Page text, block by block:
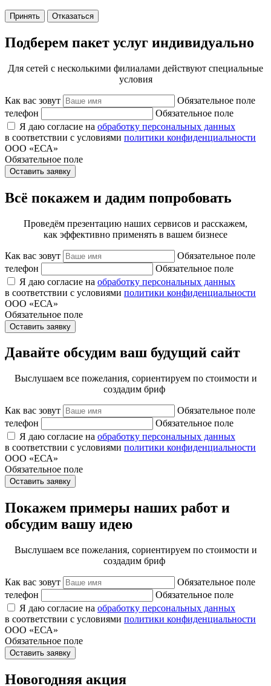
Принять Отказаться
Подберем пакет услуг индивидуально
Для сетей с несколькими филиалами действуют специальные
условия
Как вас зовут
Обязательное поле
телефон
Обязательное поле
Я даю согласие на обработку персональных данных
в соответствии с условиями политики конфиденциальности
ООО «ЕСА»
Обязательное поле
Оставить заявку
Всё покажем и дадим попробовать
Проведём презентацию наших сервисов и расскажем,
как эффективно применять в вашем бизнесе
Как вас зовут
Обязательное поле
телефон
Обязательное поле
Я даю согласие на обработку персональных данных
в соответствии с условиями политики конфиденциальности
ООО «ЕСА»
Обязательное поле
Оставить заявку
Давайте обсудим ваш будущий сайт
Выслушаем все пожелания, сориентируем по стоимости и
создадим бриф
Как вас зовут
Обязательное поле
телефон
Обязательное поле
Я даю согласие на обработку персональных данных
в соответствии с условиями политики конфиденциальности
ООО «ЕСА»
Обязательное поле
Оставить заявку
Покажем примеры наших работ и
обсудим вашу идею
Выслушаем все пожелания, сориентируем по стоимости и
создадим бриф
Как вас зовут
Обязательное поле
телефон
Обязательное поле
Я даю согласие на обработку персональных данных
в соответствии с условиями политики конфиденциальности
ООО «ЕСА»
Обязательное поле
Оставить заявку
Новогодняя акция